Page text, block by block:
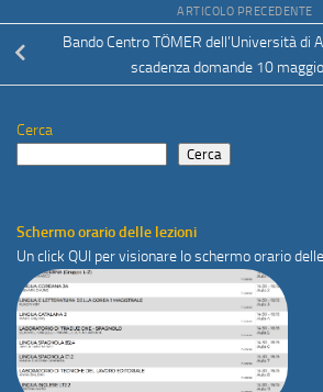
ARTICOLO PRECEDENTE
Bando Centro TÖMER dell’Università di
scadenza domande 10
Cerca
Cerca
Schermo orario delle lezioni
Un click QUI per visionare lo schermo orario